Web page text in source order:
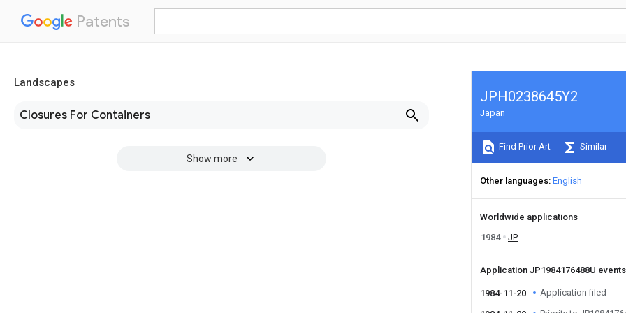
Patents
Landscapes
Closures For Containers
Show more
JPH0238645Y2
Japan
Find Prior Art Similar
Other languages English
Worldwide applications
1984
JP
Application JP1984176488U
1984-11-20 Application filed